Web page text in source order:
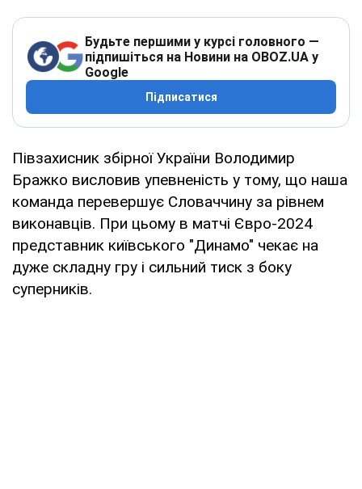
Будьте першими у курсі головного —
підпишіться на Новини на OBOZ.UA у
Google
Підписатися
Півзахисник збірної України Володимир
Бражко висловив упевненість у тому, що наша
команда перевершує Словаччину за рівнем
виконавців. При цьому в матчі Євро-2024
представник київського "Динамо" чекає на
дуже складну гру і сильний тиск з боку
суперників.